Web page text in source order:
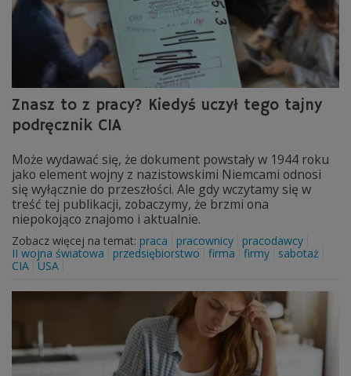
Znasz to z pracy? Kiedyś uczył tego tajny
podręcznik CIA
Może wydawać się, że dokument powstały w 1944 roku
jako element wojny z nazistowskimi Niemcami odnosi
się wyłącznie do przeszłości. Ale gdy wczytamy się w
treść tej publikacji, zobaczymy, że brzmi ona
niepokojąco znajomo i aktualnie.
Zobacz więcej na temat: praca pracownicy
pracodawcy
II wojna światowa
przedsiębiorstwo firma firmy
sabotaż
CIA USA